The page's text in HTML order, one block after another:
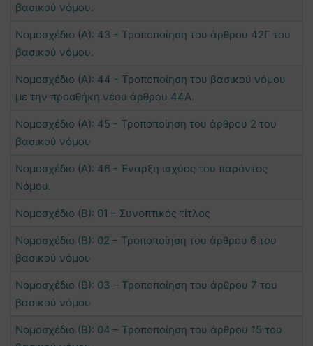
βασικού νόμου.
Νομοσχέδιο (Α): 43 - Τροποποίηση του άρθρου 42Γ του
βασικού νόμου.
Νομοσχέδιο (Α): 44 - Τροποποίηση του βασικού νόμου
με την προσθήκη νέου άρθρου 44Α.
Νομοσχέδιο (Α): 45 - Τροποποίηση του άρθρου 2 του
βασικού νόμου
Νομοσχέδιο (Α): 46 - Έναρξη ισχύος του παρόντος
Νόμου.
Νομοσχέδιο (Β): 01 – Συνοπτικός τίτλος
Νομοσχέδιο (Β): 02 – Τροποποίηση του άρθρου 6 του
βασικού νόμου
Νομοσχέδιο (Β): 03 – Τροποποίηση του άρθρου 7 του
βασικού νόμου
Νομοσχέδιο (Β): 04 – Τροποποίηση του άρθρου 15 του